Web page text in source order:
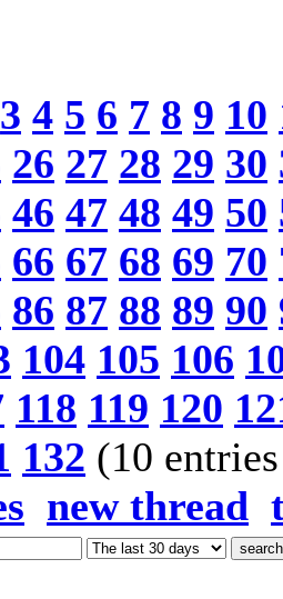
3 4 5 6 7 8 9 10
26 27 28 29 30
46 47 48 49 50
66 67 68 69 70
86 87 88 89 90
104 105 106
118 119 120
132 (10
new thread